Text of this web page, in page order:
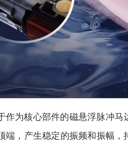
为核心部件的磁悬浮脉冲马
端，产生稳定的振频和振幅